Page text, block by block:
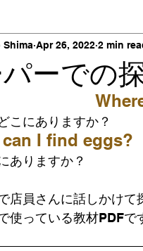
にかかる クレジ
アメリカ
アメリカ生活
ート生活 英会話
ーでの
Shima Apr 26, 2022 2 min
こにありますか？
can I find eggs?
ありますか？
店員さんに話しかけて
使っている教材PDFで